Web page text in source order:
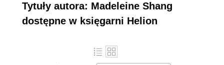
Tytuły autora: Madeleine Shang
dostępne w księgarni Helion